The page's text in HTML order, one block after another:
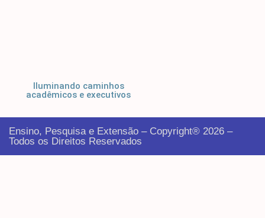
Iluminando caminhos
acadêmicos e executivos
Ensino, Pesquisa e Extensão – Copyright® 2026 –
Todos os Direitos Reservados